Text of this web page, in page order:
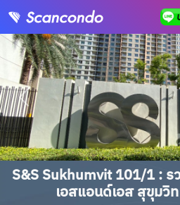
S&S Sukhumvit 101/1 : ร
เอสแอนด์เอส สุขุมวิ